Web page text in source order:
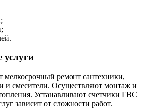
услуги
мелкосрочный ремонт сантехники,
и смесители. Осуществляют монтаж и
Устанавливают счетчики ГВС
зависит от сложности работ.